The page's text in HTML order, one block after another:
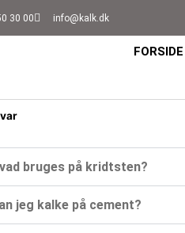
30 00 info@kalk.dk
FORSIDE
bruges på kridtsten?
jeg kalke på cement?